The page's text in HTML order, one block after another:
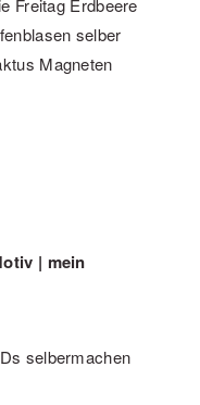
Freitag Erdbeere
selber
Magneten
| mein
selbermachen